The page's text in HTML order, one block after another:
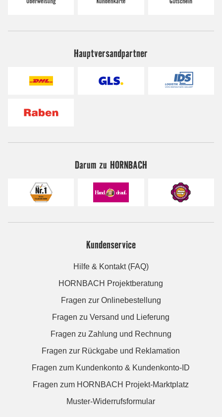
Hauptversandpartner
Darum zu HORNBACH
Kundenservice
Hilfe & Kontakt (FAQ)
HORNBACH Projektberatung
Fragen zur Onlinebestellung
Fragen zu Versand und Lieferung
Fragen zu Zahlung und Rechnung
Fragen zur Rückgabe und Reklamation
Fragen zum Kundenkonto & Kundenkonto-ID
Fragen zum HORNBACH Projekt-Marktplatz
Muster-Widerrufsformular